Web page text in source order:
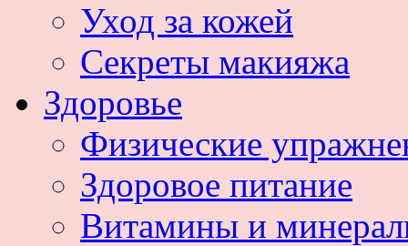
Уход за кожей
Секреты макияжа
Здоровье
Физические
Здоровое питание
Витамины и